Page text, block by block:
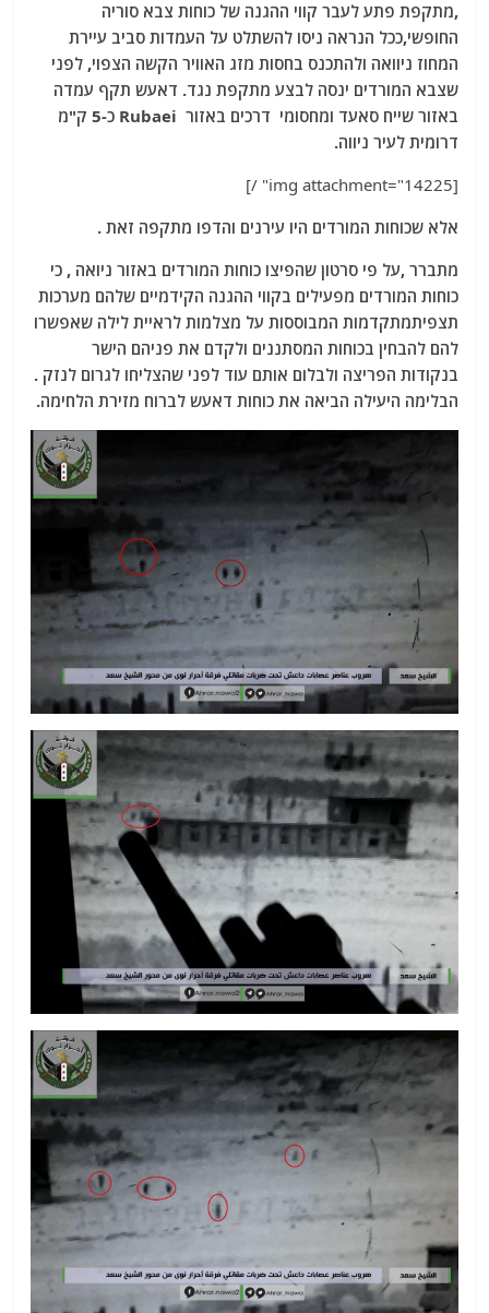
s
A
p
p
g
ra
m
l
er
e
b
o
o
,מתקפת פתע לעבר קווי ההגנה של כוחות צבא סוריה
החופשי,ככל הנראה ניסו להשתלט על העמדות סביב עיירת
המחוז ניוואה ולהתכנס בחסות מזג האוויר הקשה הצפוי, לפני
שצבא המורדים ינסה לבצע מתקפת נגד. דאעש תקף עמדה
באזור שייח סאעד ומחסומי דרכים באזור Rubaei כ-5 ק"מ
דרומית לעיר ניווה.
[img attachment="14225" /]
אלא שכוחות המורדים היו עירנים והדפו מתקפה זאת .
מתברר ,על פי סרטון שהפיצו כוחות המורדים באזור ניואה , כי
כוחות המורדים מפעילים בקווי ההגנה הקידמיים שלהם מערכות
תצפיתמתקדמות המבוססות על מצלמות לראיית לילה שאפשרו
להם להבחין בכוחות המסתננים ולקדם את פניהם הישר
בנקודות הפריצה ולבלום אותם עוד לפני שהצליחו לגרום לנזק .
הבלימה היעילה הביאה את כוחות דאעש לברוח מזירת הלחימה.